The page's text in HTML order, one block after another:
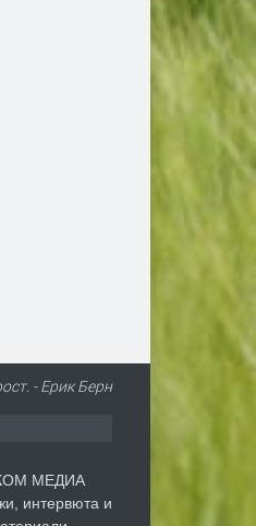
Сметната палата ще
Пеевски за конфликт на
- Ерик Берн
МЕДИА
интервюта и